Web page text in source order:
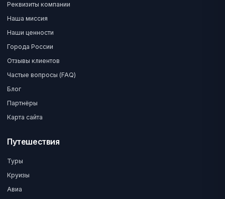
Реквизиты компании
Наша миссия
Наши ценности
Города России
Отзывы клиентов
Частые вопросы (FAQ)
Блог
Партнёры
Карта сайта
Путешествия
Туры
Круизы
Авиа